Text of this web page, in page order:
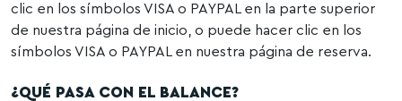
clic en los símbolos VISA o PAYPAL en la parte superior
de nuestra página de inicio, o puede hacer clic en los
símbolos VISA o PAYPAL en nuestra página de reserva.
¿QUÉ PASA CON EL BALANCE?